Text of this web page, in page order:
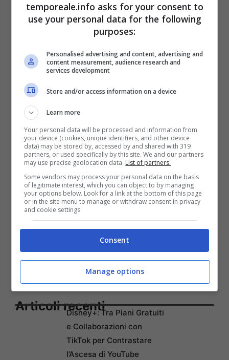
seguito di richiesta all’utenza 112, bloccavano
la donna e la conducevano presso gli uffici di
accertamenti dopo dei quali veniva tratta in
arresto e trasferita presso la propria
abitazione in regime degli arresti domiciliari in
attesa dell’udienza di convalida, così come
disposto dall’autorità giudiziaria.
Articoli recentiDisney+: Tra Piani Gratuiti
e Collaborazioni con
TikTok per Contrastare
l’Ascesa di YouTube
temporeale.info asks for your consent to
use your personal data for the following
purposes:
Personalised advertising and content, advertising and
content measurement, audience research and
services development
Store and/or access information on a device
Learn more
Your personal data will be processed and information from
your device (cookies, unique identifiers, and other device
data) may be stored by, accessed by and shared with 319
partners, or used specifically by this site. We and our partners
may use precise geolocation data. List of partners.
Some vendors may process your personal data on the basis
of legitimate interest, which you can object to by managing
your options below. Look for a link at the bottom of this page
or in the site menu to manage or withdraw consent in privacy
and cookie settings.
Consent
Manage options